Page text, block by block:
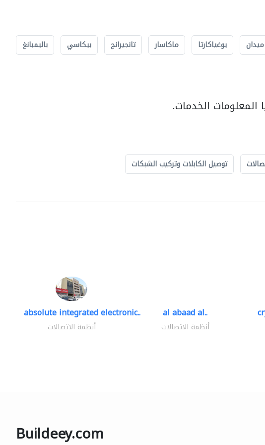
ميدان يوغياكارتا ماكاسار تانجيرانج بيكاسي باليمبانغ
المعلومات الخدمات.
توصيل الكابلات وتركيب الشبكات
absolute integrated electronic..
أنظمة الاتصالات
al abaad al..
أنظمة الاتصالات
Buildeey.com